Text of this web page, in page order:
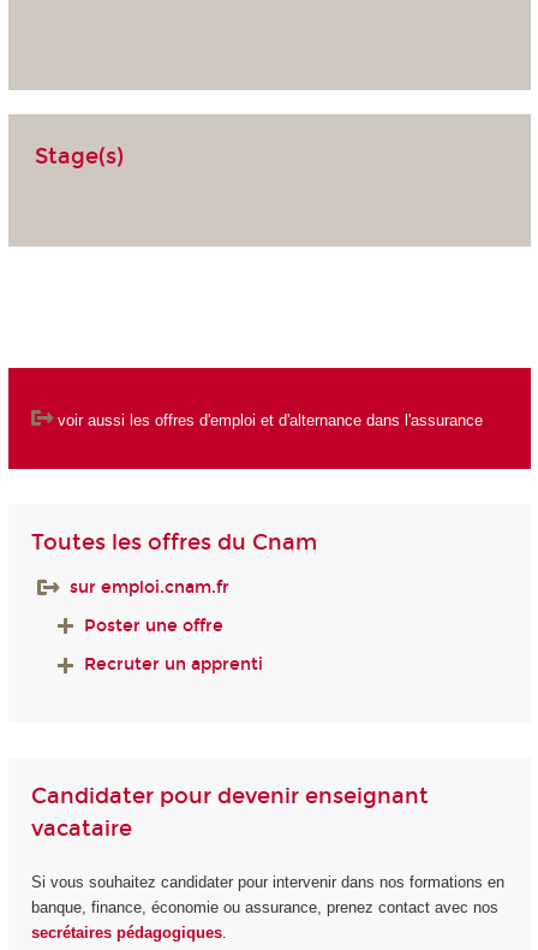
Stage(s)
voir aussi les offres d'emploi et d'alternance dans l'assurance
Toutes les offres du Cnam
sur emploi.cnam.fr
Poster une offre
Recruter un apprenti
Candidater pour devenir enseignant
vacataire
Si vous souhaitez candidater pour intervenir dans nos formations en
banque, finance, économie ou assurance, prenez contact avec nos
secrétaires pédagogiques.